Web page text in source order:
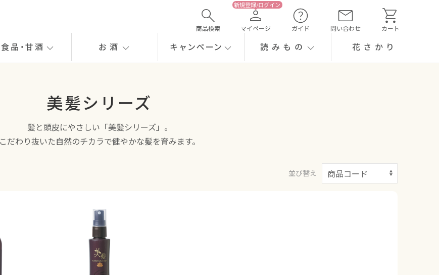
商品検索 マイページ ガイド 問い合わせ カート
食品・甘酒 お酒 キャンペーン 読みもの 花さかり
美髪シリーズ
髪と頭皮にやさしい「美髪シリーズ」。
こだわり抜いた自然のチカラで健やかな髪を育みます。
並び替え